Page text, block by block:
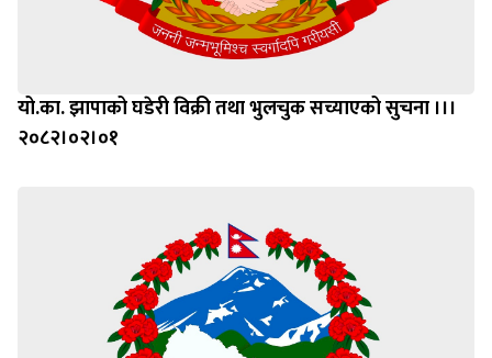
यो.का. झापाको घडेरी विक्री तथा भुलचुक सच्याएको सुचना ।।।
२०८२।०२।०१